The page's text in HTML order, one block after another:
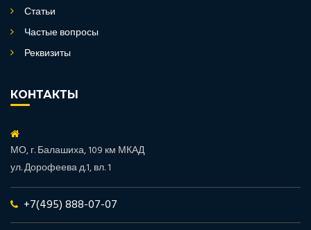
Статьи
Частые вопросы
Реквизиты
КОНТАКТЫ
МО, г. Балашиха, 109 км МКАД
ул. Дорофеева д.1, вл. 1
+7(495) 888-07-07